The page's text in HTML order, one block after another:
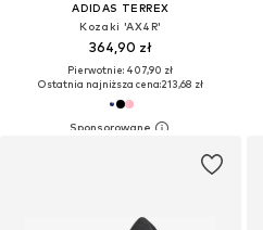
ADIDAS TERREX
Kozaki 'AX4R'
364,90 zł
Pierwotnie: 407,90 zł
Ostatnia najniższa cena:213,68 zł